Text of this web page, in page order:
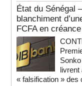
État du Sénégal
blanchiment
FCFA en
livrent
« falsification » des